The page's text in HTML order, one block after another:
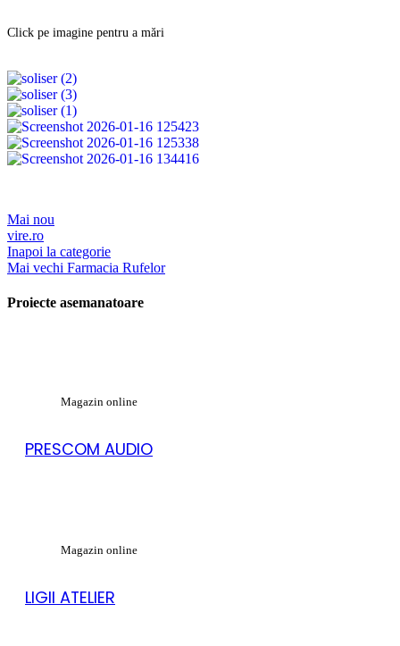
Click pe imagine pentru a mări
Mai nou
vire.ro
Inapoi la categorie
Mai vechi Farmacia Rufelor
Proiecte asemanatoare
Magazin online
PRESCOM AUDIO
Magazin online
LIGII ATELIER